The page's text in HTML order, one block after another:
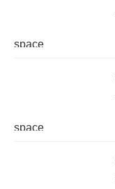
space
space